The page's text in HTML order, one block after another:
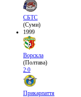
СБТС
(Суми)
1999
Ворскла
(Полтава)
2:0
Прикарпаття